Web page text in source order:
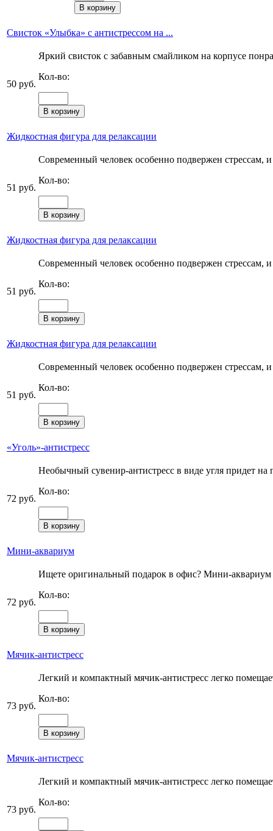
Свисток «Улыбка» с антистрессом на ...
50 руб.
Яркий свисток с забавным смайликом на корпусе
Кол-во:
Жидкостная фигура для релаксации
51 руб.
Современный человек особенно подвержен стрессам,
Кол-во:
Жидкостная фигура для релаксации
51 руб.
Современный человек особенно подвержен стрессам,
Кол-во:
Жидкостная фигура для релаксации
51 руб.
Современный человек особенно подвержен стрессам,
Кол-во:
«Уголь»-антистресс
72 руб.
Необычный сувенир-антистресс в виде угля придет на
Кол-во:
Мини-аквариум
72 руб.
Ищете оригинальный подарок в офис? Мини-
Кол-во:
Мячик-антистресс
73 руб.
Легкий и компактный мячик-антистресс легко
Кол-во:
Мячик-антистресс
73 руб.
Легкий и компактный мячик-антистресс легко
Кол-во: